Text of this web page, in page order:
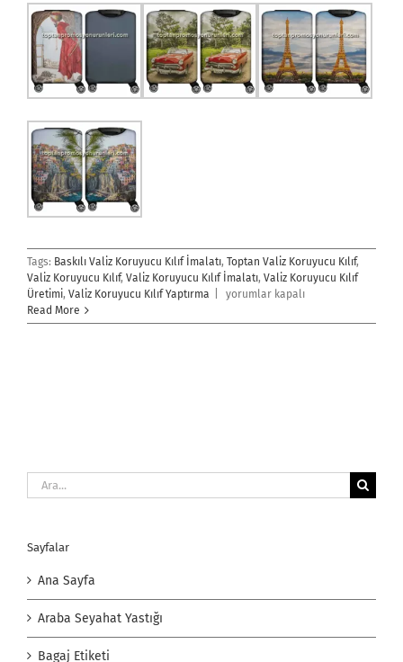
Tags: Baskılı Valiz Koruyucu Kılıf İmalatı, Toptan Valiz Koruyucu Kılıf,
Valiz Koruyucu Kılıf, Valiz Koruyucu Kılıf İmalatı, Valiz Koruyucu Kılıf
Üretimi, Valiz Koruyucu Kılıf Yaptırma
Valiz
Kılıf
yorumlar kapalı
Read More
Ara:
Sayfalar
Ana Sayfa
Araba Seyahat Yastığı
Bagaj Etiketi